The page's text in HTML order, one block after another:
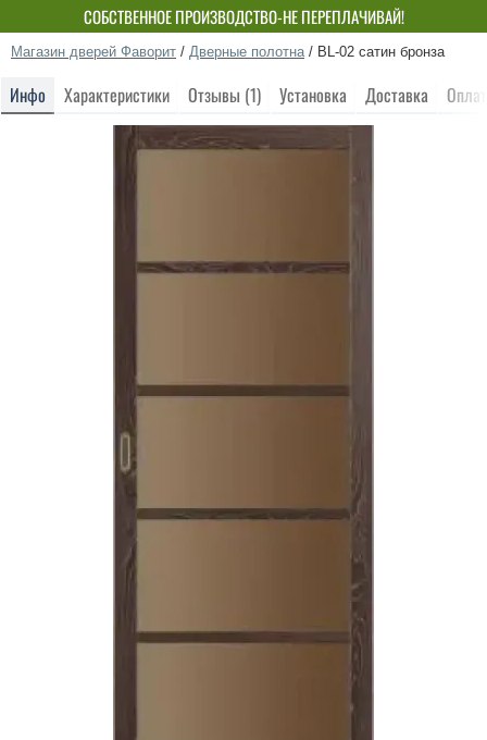
СОБСТВЕННОЕ ПРОИЗВОДСТВО-НЕ ПЕРЕПЛАЧИВАЙ!
Магазин дверей Фаворит / Дверные полотна / BL-02 сатин бронза
Инфо Характеристики Отзывы (1) Установка Доставка